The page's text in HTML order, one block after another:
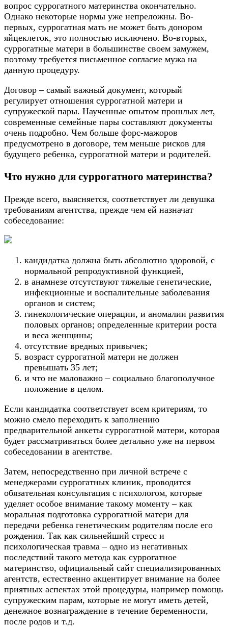
вопрос суррогатного материнства окончательно.
Однако некоторые нормы уже непреложны. Во-
первых, суррогатная мать не может быть донором
яйцеклеток, это полностью исключено. Во-вторых,
суррогатные матери в большинстве своем замужем,
поэтому требуется письменное согласие мужа на
данную процедуру.
Договор – самый важный документ, который
регулирует отношения суррогатной матери и
супружеской пары. Наученные опытом прошлых лет,
современные семейные пары составляют документы
очень подробно. Чем больше форс-мажоров
предусмотрено в договоре, тем меньше рисков для
будущего ребенка, суррогатной матери и родителей.
Что нужно для суррогатного материнства?
Прежде всего, выясняется, соответствует ли девушка
требованиям агентства, прежде чем ей назначат
собеседование:
кандидатка должна быть абсолютно здоровой, с
нормальной репродуктивной функцией,
в анамнезе отсутствуют тяжелые генетические,
инфекционные и воспалительные заболевания
органов и систем;
гинекологические операции, и аномалии развития
половых органов; определенные критерии роста
и веса женщины;
отсутствие вредных привычек;
возраст суррогатной матери не должен
превышать 35 лет;
и что не маловажно – социально благополучное
положение в целом.
Если кандидатка соответствует всем критериям, то
можно смело переходить к заполнению
предварительной анкеты суррогатной матери, которая
будет рассматриваться более детально уже на первом
собеседовании в агентстве.
Затем, непосредственно при личной встрече с
менеджерами суррогатных клиник, проводится
обязательная консультация с психологом, которые
уделяет особое внимание такому моменту – как
моральная подготовка суррогатной матери для
передачи ребенка генетическим родителям после его
рождения. Так как сильнейший стресс и
психологическая травма – одно из негативных
последствий такого метода как суррогатное
материнство, официальный сайт специализированных
агентств, естественно акцентирует внимание на более
приятных аспектах этой процедуры, например помощь
супружеским парам, которые не могут иметь детей,
денежное вознаграждение в течение беременности,
после родов и т.д.